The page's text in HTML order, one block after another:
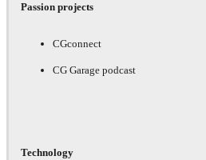
Passion projects
CGconnect
CG Garage podcast
Technology